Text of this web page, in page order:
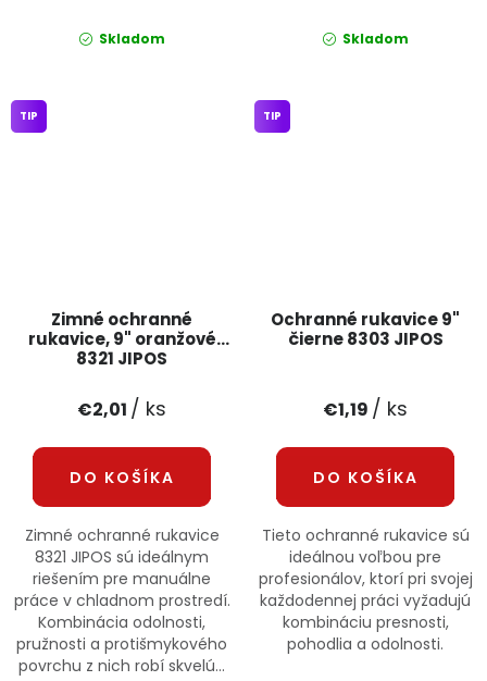
Skladom Skladom
Zimné ochranné
rukavice, 9" oranžové
8321 JIPOS
TIP
€2,01 / ks
DO KOŠÍKA
Zimné ochranné rukavice
8321 JIPOS sú ideálnym
riešením pre manuálne
práce v chladnom prostredí.
Kombinácia odolnosti,
pružnosti a protišmykového
povrchu z nich robí skvelú...
Ochranné rukavice 9"
čierne 8303 JIPOS
TIP
€1,19 / ks
DO KOŠÍKA
Tieto ochranné rukavice sú
ideálnou voľbou pre
profesionálov, ktorí pri svojej
každodennej práci vyžadujú
kombináciu presnosti,
pohodlia a odolnosti.